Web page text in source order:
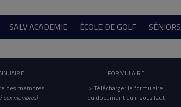
SALV ACADEMIE ÉCOLE DE GOLF SÉNIORS
des membres
aux membres)
FORMULAIRE
> Télécharger le formulaire
ou document qu'il vous faut